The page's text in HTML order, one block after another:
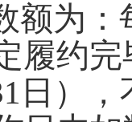
额为：
履约完
日）